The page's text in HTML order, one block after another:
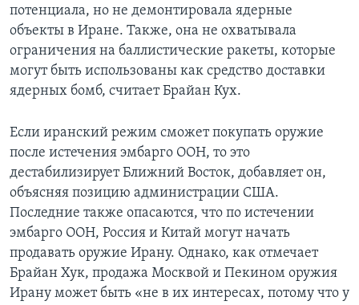
потенциала, но не демонтировала ядерные
объекты в Иране. Также, она не охватывала
ограничения на баллистические ракеты, которые
могут быть использованы как средство доставки
ядерных бомб, считает Брайан Кух.
Если иранский режим сможет покупать оружие
после истечения эмбарго ООН, то это
дестабилизирует Ближний Восток, добавляет он,
объясняя позицию администрации США.
Последние также опасаются, что по истечении
эмбарго ООН, Россия и Китай могут начать
продавать оружие Ирану. Однако, как отмечает
Брайан Хук, продажа Москвой и Пекином оружия
Ирану может быть «не в их интересах, потому что у